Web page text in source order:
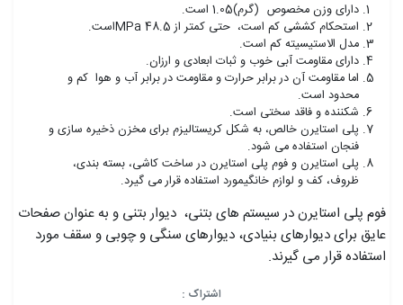
دارای وزن مخصوص (گرم)1.05 است.
استحکام کششی کم است، حتی کمتر از 48.5 MPaاست.
مدل الاستیسیته کم است.
دارای مقاومت آبی خوب و ثبات ابعادی و ارزان.
اما مقاومت آن در برابر حرارت و مقاومت در برابر آب و هوا کم و
محدود است.
شکننده و فاقد سختی است.
پلی استایرن خالص، به شکل کریستالیزم برای مخزن ذخیره سازی و
فنجان استفاده می شود.
پلی استایرن و فوم پلی استایرن در ساخت کاشی، بسته بندی،
ظروف، کف و لوازم خانگیمورد استفاده قرار می گیرد.
فوم پلی استایرن در سیستم های بتنی، دیوار بتنی و به عنوان صفحات
عایق برای دیوارهای بنیادی، دیوارهای سنگی و چوبی و سقف مورد
استفاده قرار می گیرند.
اشتراک :